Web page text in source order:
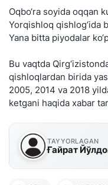
Oqbo‘ra soyida oqqan
Yorqishloq qishlog‘ida
Yana bitta piyodalar
Bu vaqtda
qishloqlardan birida
2005, 2014 va 2018
ketgani haqida xabar
TAYYORLAGAN
Ғайрат